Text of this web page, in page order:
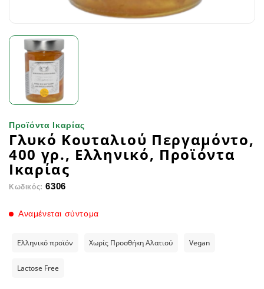
Προϊόντα Ικαρίας
Γλυκό Κουταλιού Περγαμόντο,
400 γρ., Ελληνικό, Προϊόντα
Ικαρίας
Κωδικός: 6306
Αναμένεται σύντομα
Ελληνικό προϊόν Χωρίς Προσθήκη Αλατιού Vegan
Lactose Free